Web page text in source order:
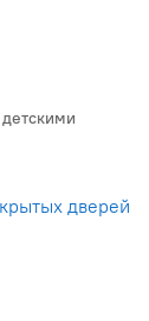
дверей